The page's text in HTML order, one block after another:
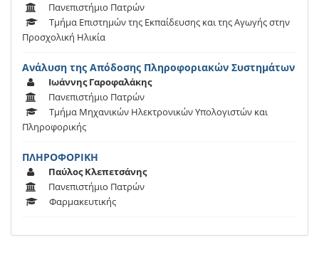
Πανεπιστήμιο Πατρών
Τμήμα Επιστημών της Εκπαίδευσης και της Αγωγής στην
Προσχολική Ηλικία
Ανάλυση της Απόδοσης Πληροφοριακών Συστημάτων
Ιωάννης Γαροφαλάκης
Πανεπιστήμιο Πατρών
Τμήμα Μηχανικών Ηλεκτρονικών Υπολογιστών και
Πληροφορικής
ΠΛΗΡΟΦΟΡΙΚΗ
Παύλος Κλεπετσάνης
Πανεπιστήμιο Πατρών
Φαρμακευτικής